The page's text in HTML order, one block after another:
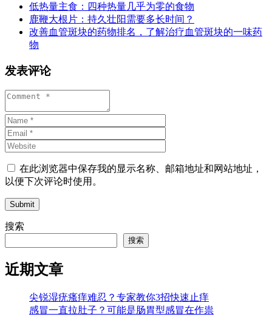
低热量主食：四种热量几乎为零的食物
鹿鞭大根片：持久壮阳需要多长时间？
改善血管斑块的药物排名，了解治疗血管斑块的一味药
物
发表评论
在此浏览器中保存我的显示名称、邮箱地址和网站地址，
以便下次评论时使用。
Submit
搜索
搜索
近期文章
尖锐湿疣瘙痒难忍？专家教你3招快速止痒
感冒一直拉肚子？可能是肠胃型感冒在作祟